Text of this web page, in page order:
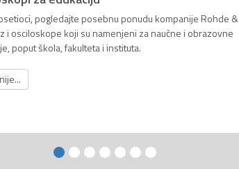
pogledajte posebnu ponudu kompanije Rohde &
i osciloskope koji su namenjeni za naučne i obrazovne
poput škola, fakulteta i instituta.